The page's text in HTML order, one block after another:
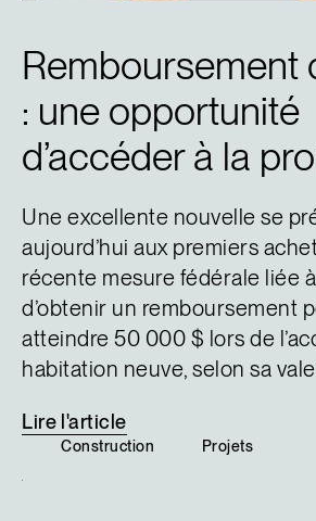
Remboursement
: une opportunité
d’accéder à la
Une excellente nouvelle se
aujourd’hui aux premiers
récente mesure fédérale liée
d’obtenir un remboursement
atteindre 50 000 $ lors de
habitation neuve, selon sa
Lire l'article
Construction Projets